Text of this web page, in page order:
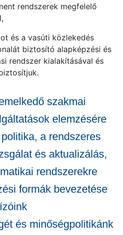
rendszerek megfelelő
és a vasúti közlekedés
biztosító alapképzési és
rendszer kialakításával és
szakmai
elemzésére
a rendszeres
és aktualizálás,
rendszerekre
formák bevezetése
és minőségpolitikánk